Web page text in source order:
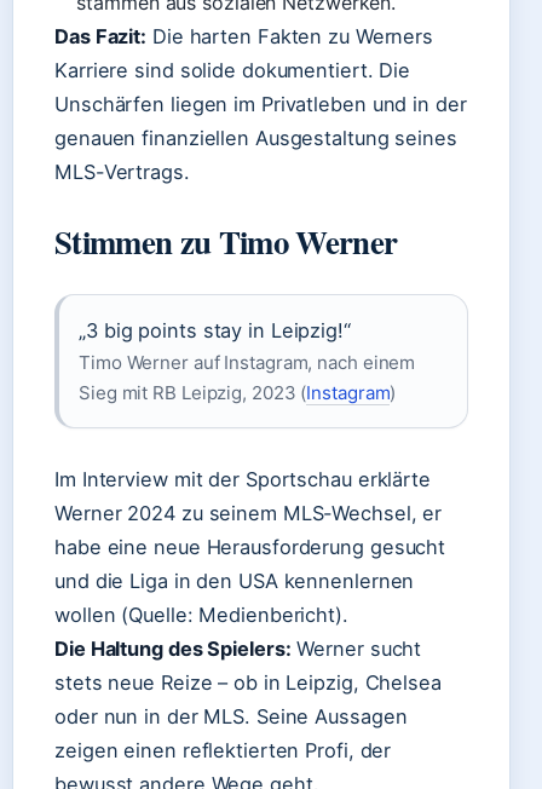
Das Fazit: Die harten Fakten zu Werners
Karriere sind solide dokumentiert. Die
Unschärfen liegen im Privatleben und in der
genauen finanziellen Ausgestaltung seines
MLS-Vertrags.
Stimmen zu Timo Werner
„3 big points stay in Leipzig!“
Timo Werner auf Instagram, nach einem
Sieg mit RB Leipzig, 2023 (Instagram)
Im Interview mit der Sportschau erklärte
Werner 2024 zu seinem MLS-Wechsel, er
habe eine neue Herausforderung gesucht
und die Liga in den USA kennenlernen
wollen (Quelle: Medienbericht).
Die Haltung des Spielers: Werner sucht
stets neue Reize – ob in Leipzig, Chelsea
oder nun in der MLS. Seine Aussagen
zeigen einen reflektierten Profi, der
bewusst andere Wege geht.